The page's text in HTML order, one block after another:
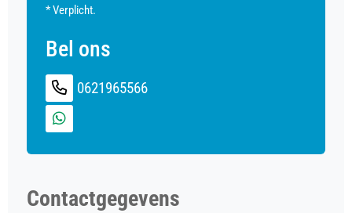
* Verplicht.
Bel ons
0621965566
Contactgegevens